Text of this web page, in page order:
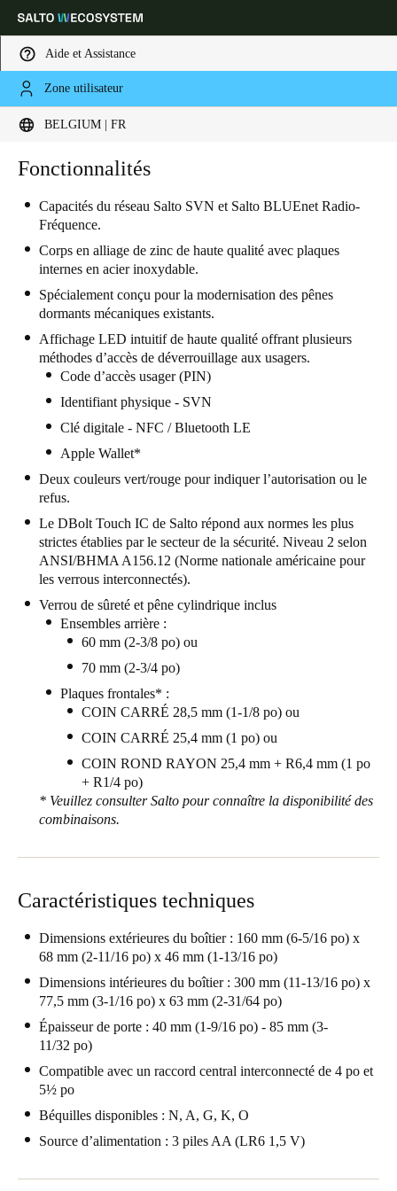
Aide et Assistance
Zone utilisateur
BELGIUM | FR
Sélectionnez vos paramètres de localisation et de langue
Global Europe
Belgium|Français
Deutsch
Switzerland
Deutsch
FrançaisItaliano
Ireland
English
France
Français
Nederlands English
NederlandsEnglish
Portugal
Italiano
Russia
Polski
Czech Republic
Denmark
Fonctionnalités
Capacités du réseau Salto SVN et Salto BLUEnet Radio-
Fréquence.
Corps en alliage de zinc de haute qualité avec plaques
internes en acier inoxydable.
Spécialement conçu pour la modernisation des pênes
dormants mécaniques existants.
Affichage LED intuitif de haute qualité offrant plusieurs
méthodes d’accès de déverrouillage aux usagers.
Code d’accès usager (PIN)
Identifiant physique - SVN
Clé digitale - NFC / Bluetooth LE
Apple Wallet*
Deux couleurs vert/rouge pour indiquer l’autorisation ou le
refus.
Le DBolt Touch IC de Salto répond aux normes les plus
strictes établies par le secteur de la sécurité. Niveau 2 selon
ANSI/BHMA A156.12 (Norme nationale américaine pour
les verrous interconnectés).
Verrou de sûreté et pêne cylindrique inclus
Ensembles arrière :
60 mm (2-3/8 po) ou
70 mm (2-3/4 po)
Plaques frontales* :
COIN CARRÉ 28,5 mm (1-1/8 po) ou
COIN CARRÉ 25,4 mm (1 po) ou
COIN ROND RAYON 25,4 mm + R6,4 mm (1 po
+ R1/4 po)
* Veuillez consulter Salto pour connaître la disponibilité des
combinaisons.
Caractéristiques techniques
Dimensions extérieures du boîtier : 160 mm (6-5/16 po) x
68 mm (2-11/16 po) x 46 mm (1-13/16 po)
Dimensions intérieures du boîtier : 300 mm (11-13/16 po) x
77,5 mm (3-1/16 po) x 63 mm (2-31/64 po)
Épaisseur de porte : 40 mm (1-9/16 po) - 85 mm (3-
11/32 po)
Compatible avec un raccord central interconnecté de 4 po et
5½ po
Béquilles disponibles : N, A, G, K, O
Source d’alimentation : 3 piles AA (LR6 1,5 V)